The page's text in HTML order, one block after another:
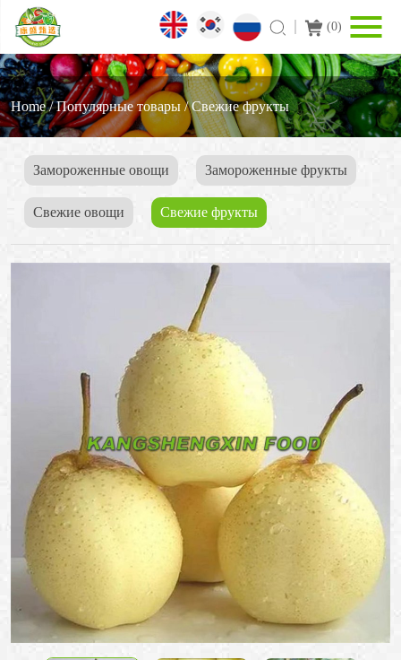
(0)
Home/Популярные товары /Cвежие фрукты
Замороженные овощи 3амороженные фрукты
Свежие овощи Cвежие фрукты